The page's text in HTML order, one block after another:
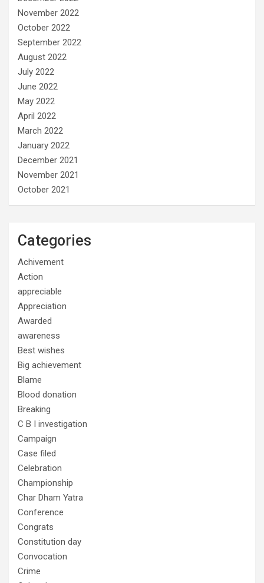
November 2022
October 2022
September 2022
August 2022
July 2022
June 2022
May 2022
April 2022
March 2022
January 2022
December 2021
November 2021
October 2021
Categories
Achivement
Action
appreciable
Appreciation
Awarded
awareness
Best wishes
Big achievement
Blame
Blood donation
Breaking
C B I investigation
Campaign
Case filed
Celebration
Championship
Char Dham Yatra
Conference
Congrats
Constitution day
Convocation
Crime